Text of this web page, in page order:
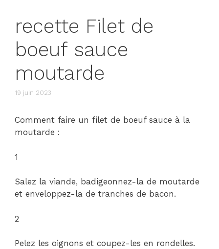
recette Filet de
boeuf sauce
moutarde
19 juin 2023
Comment faire un filet de boeuf sauce à la
moutarde :
1
Salez la viande, badigeonnez-la de moutarde
et enveloppez-la de tranches de bacon.
2
Pelez les oignons et coupez-les en rondelles.